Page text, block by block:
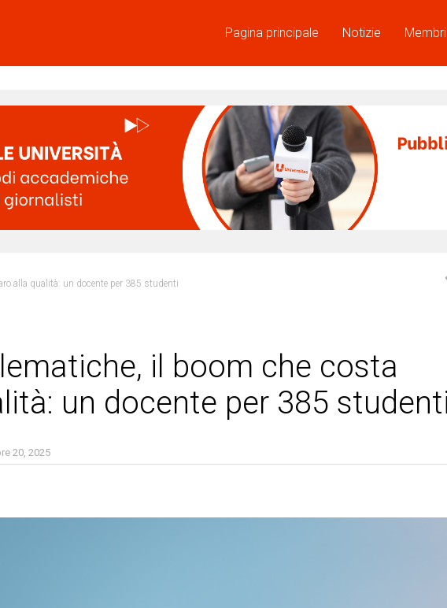
Pagina principale Notizie Membri
alla qualità: un docente per 385 studenti
il boom che costa
un docente per 385
20, 2025